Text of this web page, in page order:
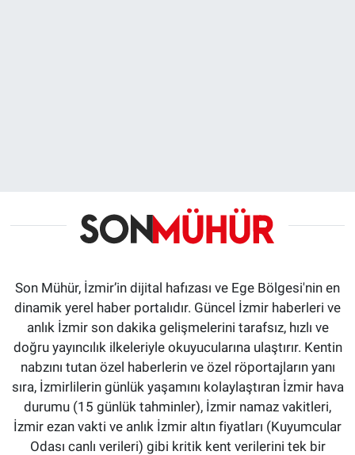
Son Mühür, İzmir’in dijital hafızası ve Ege Bölgesi'nin en
dinamik yerel haber portalıdır. Güncel İzmir haberleri ve
anlık İzmir son dakika gelişmelerini tarafsız, hızlı ve
doğru yayıncılık ilkeleriyle okuyucularına ulaştırır. Kentin
nabzını tutan özel haberlerin ve özel röportajların yanı
sıra, İzmirlilerin günlük yaşamını kolaylaştıran İzmir hava
durumu (15 günlük tahminler), İzmir namaz vakitleri,
İzmir ezan vakti ve anlık İzmir altın fiyatları (Kuyumcular
Odası canlı verileri) gibi kritik kent verilerini tek bir